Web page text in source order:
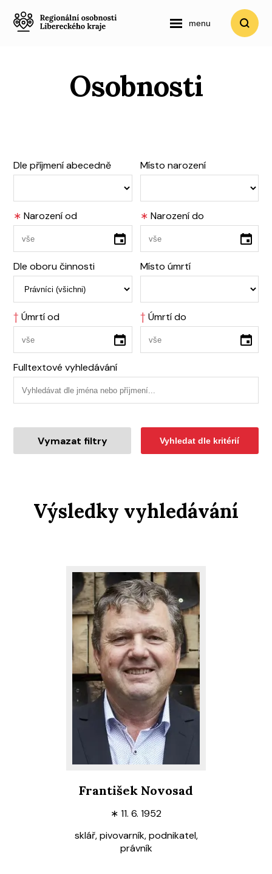
menu
Osobnosti
Dle příjmení abecedně Místo narození
∗ Narození od ∗ Narození do
Dle oboru činnosti Místo úmrtí
† Úmrtí od † Úmrtí do
Fulltextové vyhledávání
Vymazat filtry Vyhledat dle kritérií
Výsledky vyhledávání
František Novosad
∗ 11. 6. 1952
sklář, pivovarník, podnikatel,
právník